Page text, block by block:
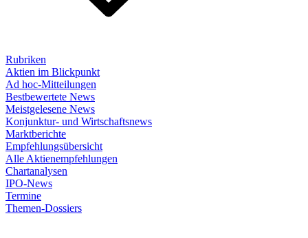
Rubriken
Aktien im Blickpunkt
Ad hoc-Mitteilungen
Bestbewertete News
Meistgelesene News
Konjunktur- und Wirtschaftsnews
Marktberichte
Empfehlungsübersicht
Alle Aktienempfehlungen
Chartanalysen
IPO-News
Termine
Themen-Dossiers